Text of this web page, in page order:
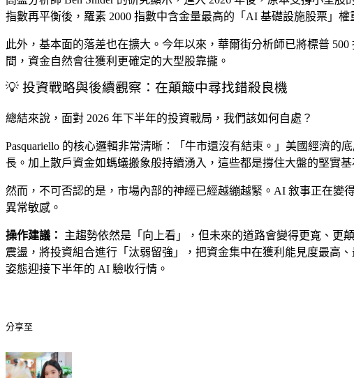
指數再平衡後，羅素 2000 指數中含金量最高的「AI 基礎設施股票」
此外，基本面的落差也在擴大。今年以來，華爾街分析師已將標普
間，資金自然會往獲利更確定的大型股靠攏。
💡 投資戰略與後續觀察：在顛簸中尋找錯殺良機
總結來說，面對 2026 年下半年的投資戰局，我們該如何自處？
Pasquariello 的核心邏輯非常清晰：「牛市還沒有結束。」美國經濟
長。加上散戶資金如螞蟻搬象般持續湧入，這些都是撐住大盤的堅實基
然而，不可否認的是，市場內部的神經已經越繃越緊。AI 敘事正在變
異常敏感。
操作建議：
主趨勢依然是「向上看」，但未來的道路會變得更寬、更
震盪，將投資組合進行「汰弱留強」，把資金集中在獲利能見度最高
姿態迎接下半年的 AI 驗收行情。
分享至